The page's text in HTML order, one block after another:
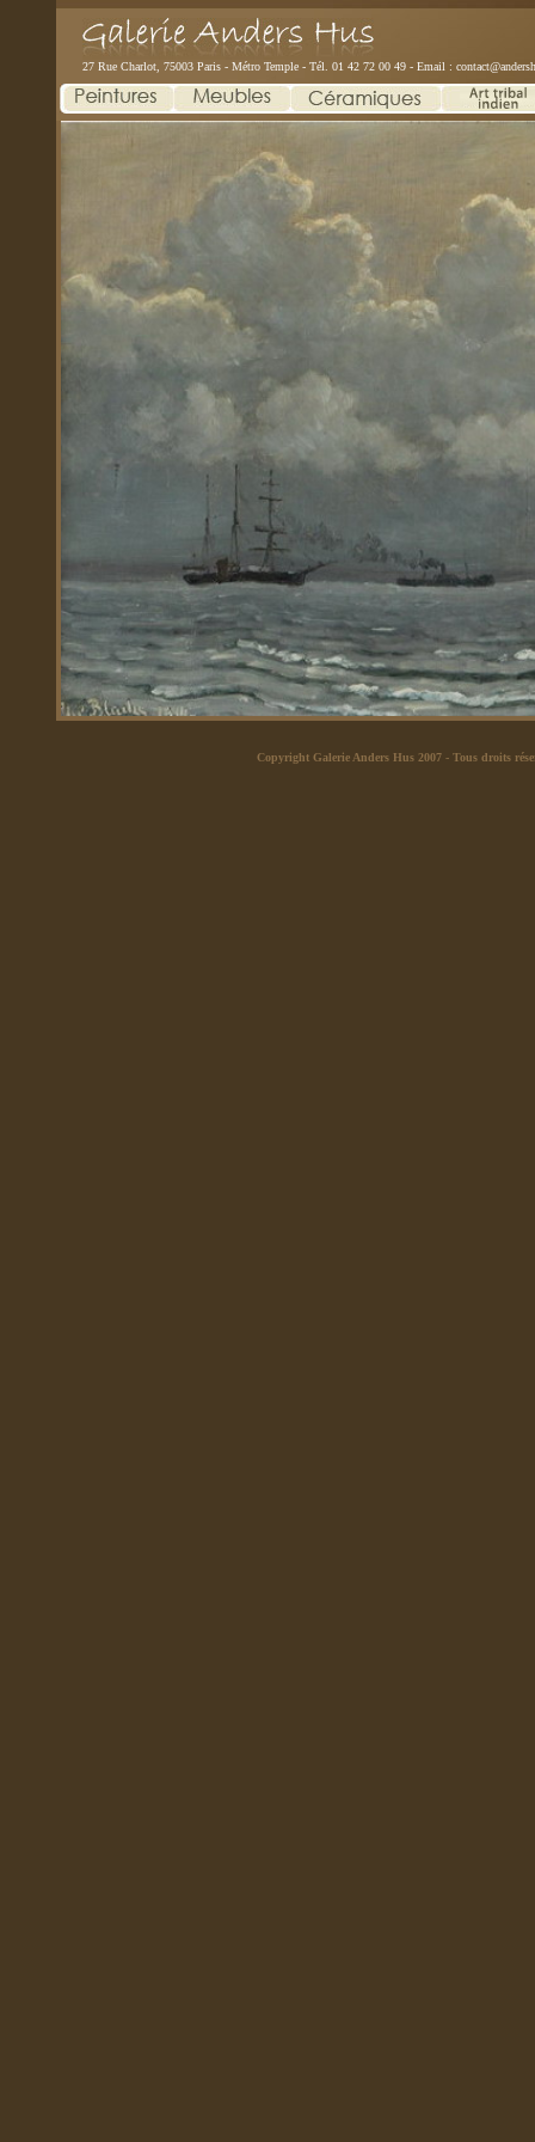
27 Rue Charlot, 75003 Paris - Métro Temple - Tél. 01 42 72 00 49 - Email :
Copyright Galerie Anders Hus 2007- Tous droits